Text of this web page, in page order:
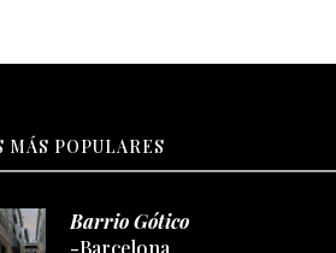
Barrio Gótico
18/06/2020